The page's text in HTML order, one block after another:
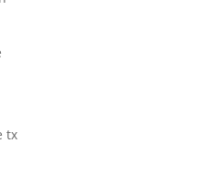
tx